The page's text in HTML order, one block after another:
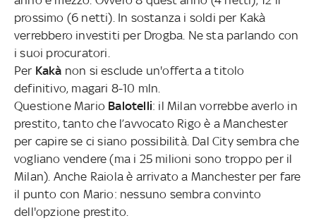
prossimo (6 netti). In sostanza i soldi per Kakà
verrebbero investiti per Drogba. Ne sta parlando con
i suoi procuratori.
Per Kakà non si esclude un'offerta a titolo
definitivo, magari 8-10 mln.
Questione Mario Balotelli: il Milan vorrebbe averlo in
prestito, tanto che l’avvocato Rigo è a Manchester
per capire se ci siano possibilità. Dal City sembra che
vogliano vendere (ma i 25 milioni sono troppo per il
Milan). Anche Raiola è arrivato a Manchester per fare
il punto con Mario: nessuno sembra convinto
dell'opzione prestito.